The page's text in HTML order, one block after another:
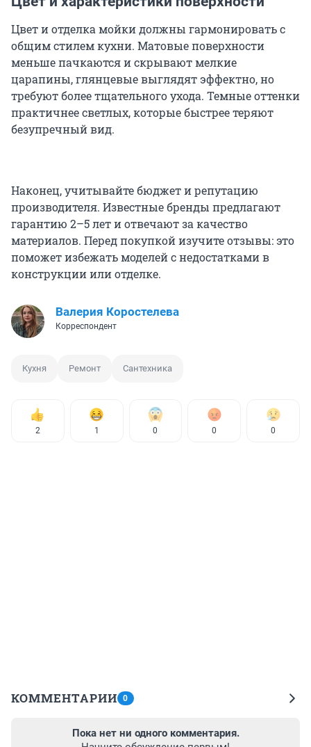
Цвет и отделка мойки должны гармонировать с
общим стилем кухни. Матовые поверхности
меньше пачкаются и скрывают мелкие
царапины, глянцевые выглядят эффектно, но
требуют более тщательного ухода. Темные оттенки
практичнее светлых, которые быстрее теряют
безупречный вид.
Наконец, учитывайте бюджет и репутацию
производителя. Известные бренды предлагают
гарантию 2–5 лет и отвечают за качество
материалов. Перед покупкой изучите отзывы: это
поможет избежать моделей с недостатками в
конструкции или отделке.
Валерия Коростелева
Корреспондент
Кухня Ремонт Сантехника
2 1 0 0 0
КОММЕНТАРИИ 0
Пока нет ни одного комментария.